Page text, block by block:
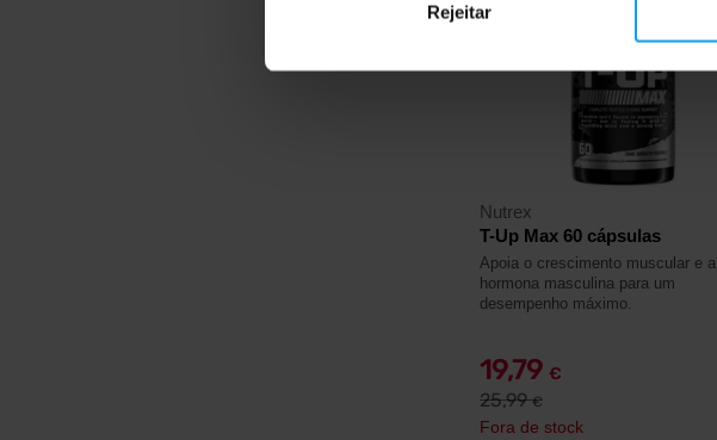
Rejeitar
Nutrex
T-Up Max 60 cápsulas
Apoia o crescimento muscular e a
hormona masculina para um
desempenho máximo.
19,79 €
25,99€
Fora de stock